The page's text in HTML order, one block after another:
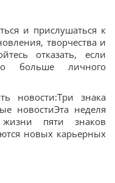
и прислушаться к
творчества и
отказать, если
больше личного
новости:Три знака
новостиЭта неделя
пяти знаков
новых карьерных